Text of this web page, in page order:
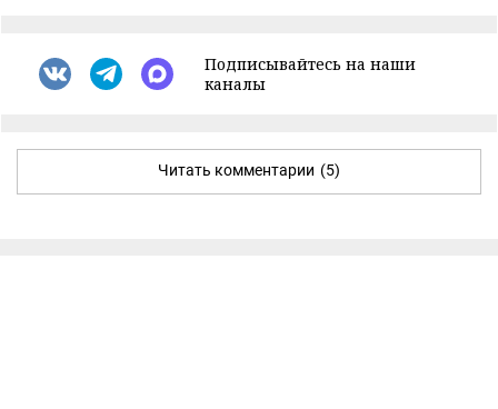
Подписывайтесь на наши
каналы
Читать комментарии (5)